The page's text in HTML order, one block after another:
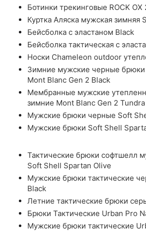
Ботинки трекинговые ROCK OX
Куртка Аляска мужская зимняя
Бейсболка с эластаном Black
Бейсболка тактическая с
Носки Chameleon outdoor
Зимние мужские черные
Mont Blanc Gen 2 Black
Мембранные мужские
зимние Mont Blanc Gen 2 Tundra
Мужские брюки черные Soft
Мужские брюки Soft Shell
Тактические брюки софтшелл
Soft Shell Spartan Olive
Мужские брюки тактические
Black
Летние тактические брюки
Брюки Тактические Urban Pro
Мужские брюки тактические